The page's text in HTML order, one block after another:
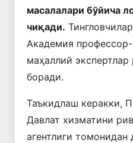
масалалари бўйича
чиқади.
Академия
маҳаллий
боради.
Таъкидлаш керакки,
Давлат хизматини
агентлиги томонидан